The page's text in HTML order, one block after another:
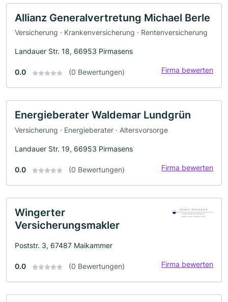
Allianz Generalvertretung Michael Berle
Versicherung · Krankenversicherung · Rentenversicherung
Landauer Str. 18, 66953 Pirmasens
0.0 (0 Bewertungen) Firma bewerten
Energieberater Waldemar Lundgrün
Versicherung · Energieberater · Altersvorsorge
Landauer Str. 19, 66953 Pirmasens
0.0 (0 Bewertungen) Firma bewerten
Wingerter
Versicherungsmakler
Poststr. 3, 67487 Maikammer
0.0 (0 Bewertungen) Firma bewerten